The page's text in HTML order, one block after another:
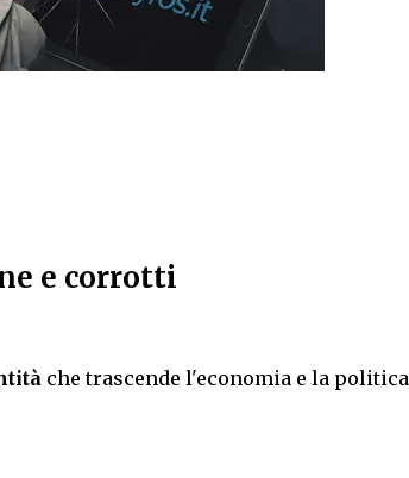
e corrotti
che trascende l'economia e la politica